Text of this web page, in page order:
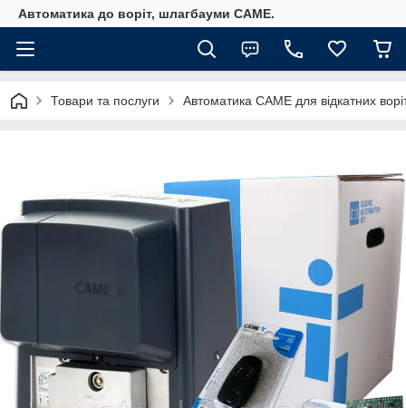
Автоматика до воріт, шлагбауми CAME.
Товари та послуги Автоматика САМЕ для відкатних